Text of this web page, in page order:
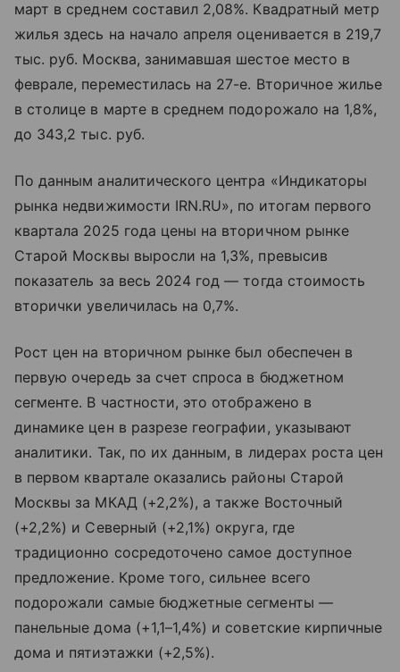
март в среднем составил 2,08%. Квадратный метр
жилья здесь на начало апреля оценивается в 219,7
тыс. руб. Москва, занимавшая шестое место в
феврале, переместилась на 27-е. Вторичное жилье
в столице в марте в среднем подорожало на 1,8%,
до 343,2 тыс. руб.
По данным аналитического центра «Индикаторы
рынка недвижимости IRN.RU», по итогам первого
квартала 2025 года цены на вторичном рынке
Cтарой Москвы выросли на 1,3%, превысив
показатель за весь 2024 год — тогда стоимость
вторички увеличилась на 0,7%.
Рост цен на вторичном рынке был обеспечен в
первую очередь за счет спроса в бюджетном
сегменте. В частности, это отображено в
динамике цен в разрезе географии, указывают
аналитики. Так, по их данным, в лидерах роста цен
в первом квартале оказались районы Старой
Москвы за МКАД (+2,2%), а также Восточный
(+2,2%) и Северный (+2,1%) округа, где
традиционно сосредоточено самое доступное
предложение. Кроме того, сильнее всего
подорожали самые бюджетные сегменты —
панельные дома (+1,1–1,4%) и советские кирпичные
дома и пятиэтажки (+2,5%).